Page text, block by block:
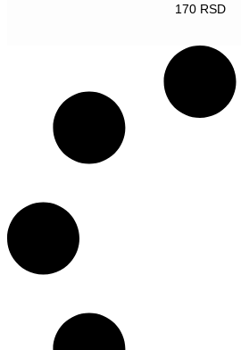
170 RSD